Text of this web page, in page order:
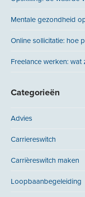
Mentale gezondheid
Online sollicitatie: hoe
Freelance werken:
Categorieën
Advies
Carriereswitch
Carrièreswitch maken
Loopbaanbegeleiding